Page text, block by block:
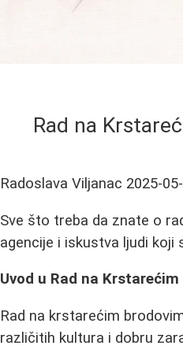
Rad na
Radoslava Viljanac 2025-
Sve što treba da znate o
agencije i iskustva ljudi koji
Uvod u Rad na
Rad na krstarećim
različitih kultura i dobru